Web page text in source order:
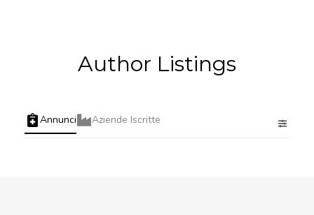
Author Listings
Annunci Aziende Iscritte